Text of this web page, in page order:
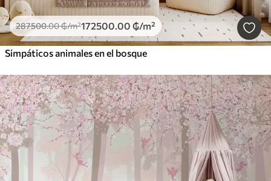
287500.00₲/m²172500.00 ₲/m²
Simpáticos animales en el bosque